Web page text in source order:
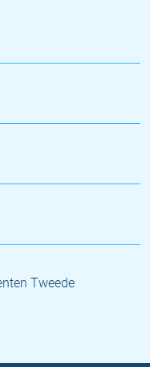
Tweede